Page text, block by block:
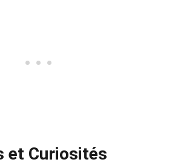
et Curiosités